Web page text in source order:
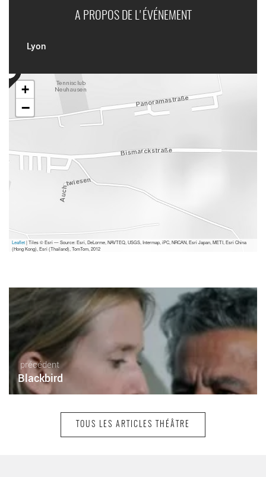
A PROPOS DE L'ÉVÉNEMENT
Lyon
+
−
Leaflet| Tiles © Esri — Source: Esri, DeLorme, NAVTEQ, USGS, Intermap, iPC, NRCAN, Esri Japan, METI, Esri China
(Hong Kong), Esri (Thailand), TomTom, 2012
précédent
Blackbird
TOUS LES ARTICLES THÉÂTRE